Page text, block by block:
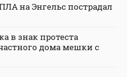
на Энгельс пострадал
в знак протеста
дома мешки с